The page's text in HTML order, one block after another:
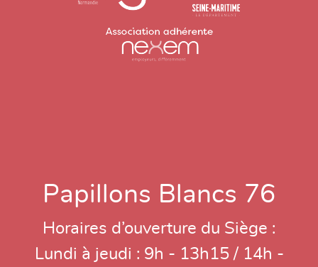
Papillons Blancs 76
Horaires d’ouverture du Siège :
Lundi à jeudi : 9h - 13h15 / 14h -